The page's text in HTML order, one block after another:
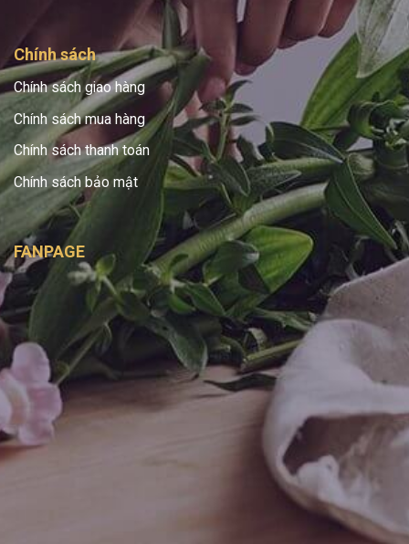
Chính sách
Chính sách giao hàng
Chính sách mua hàng
Chính sách thanh toán
Chính sách bảo mật
FANPAGE